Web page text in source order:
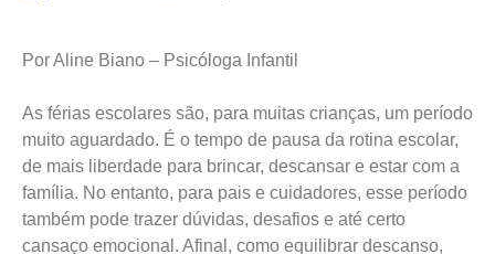
Por Aline Biano – Psicóloga Infantil
As férias escolares são, para muitas crianças, um período
muito aguardado. É o tempo de pausa da rotina escolar,
de mais liberdade para brincar, descansar e estar com a
família. No entanto, para pais e cuidadores, esse período
também pode trazer dúvidas, desafios e até certo
cansaço emocional. Afinal, como equilibrar descanso,